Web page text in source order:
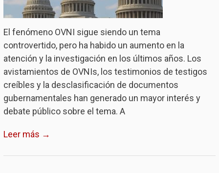
El fenómeno OVNI sigue siendo un tema
controvertido, pero ha habido un aumento en la
atención y la investigación en los últimos años. Los
avistamientos de OVNIs, los testimonios de testigos
creíbles y la desclasificación de documentos
gubernamentales han generado un mayor interés y
debate público sobre el tema. A
Leer más →